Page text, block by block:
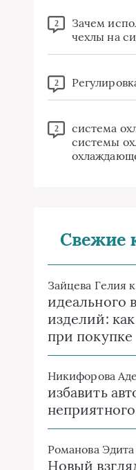
2
Зачем
чехлы на
2
2
система
системы
Свежие
Зайцева Гелия
идеального
изделий:
при покупке
Никифорова
избавить
неприятного
Романова Эдита
Новый